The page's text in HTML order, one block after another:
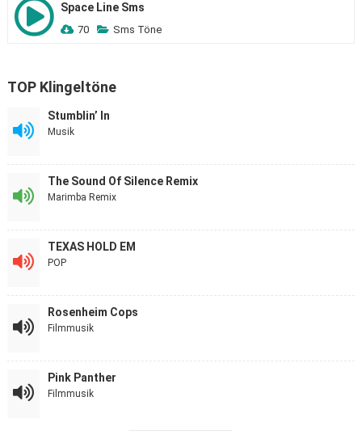
Space Line Sms
70 Sms Töne
TOP Klingeltöne
Stumblin’ In
Musik
The Sound Of Silence Remix
Marimba Remix
TEXAS HOLD EM
POP
Rosenheim Cops
Filmmusik
Pink Panther
Filmmusik